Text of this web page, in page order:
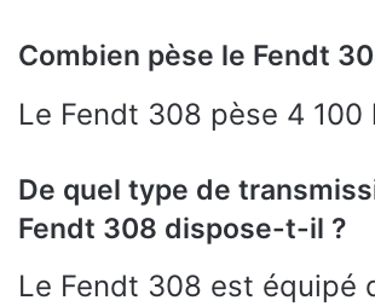
Combien pèse le Fendt
Le Fendt 308 pèse 4 100
De quel type de
Fendt 308 dispose-t-il ?
Le Fendt 308 est équipé